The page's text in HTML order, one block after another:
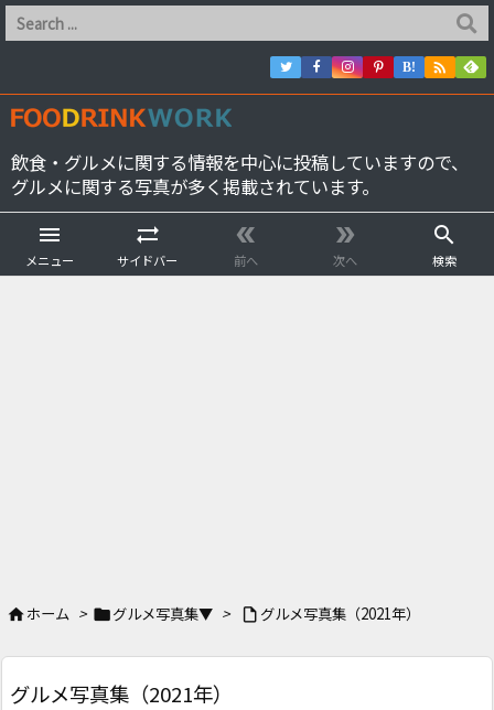
飲食・グルメに関する情報を中心に投稿していますので、
グルメに関する写真が多く掲載されています。

メニュー

サイドバー

前へ

次へ

検索
B! 
ホーム > グルメ写真集▼ >  グルメ写真集（2021年）
グルメ写真集（2021年）